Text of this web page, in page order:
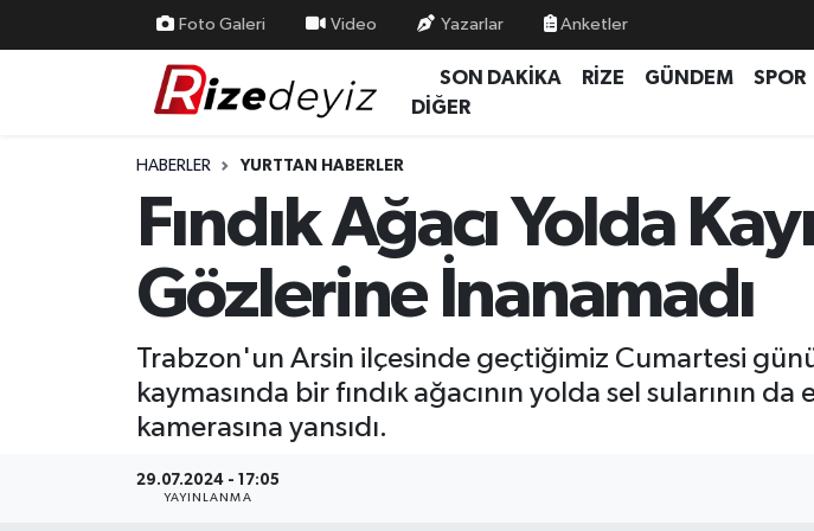
Foto Galeri Video Yazarlar Anketler
SON DAKİKA RİZE GÜNDEM SPOR
DİĞER
HABERLER YURTTAN HABERLER
Fındık Ağacı Yolda
Gözlerine İnanamadı
Trabzon'un Arsin ilçesinde geçtiğimiz Cumartesi
kaymasında bir fındık ağacının yolda sel sularının
kamerasına yansıdı.
29.07.2024 - 17:05
YAYINLANMA
Yurttan Haberler
Ekonomi
Rize Nöbetçi Eczaneler
Rize Trafik Yoğunluk Haritası
Süper Lig Puan Durumu ve Fikstür
Son Dakika Haberleri